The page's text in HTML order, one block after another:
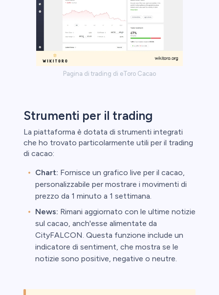
Pagina di trading di eToro Cacao
Strumenti per il trading
La piattaforma è dotata di strumenti integrati
che ho trovato particolarmente utili per il trading
di cacao:
Chart: Fornisce un grafico live per il cacao,
personalizzabile per mostrare i movimenti di
prezzo da 1 minuto a 1 settimana.
News: Rimani aggiornato con le ultime notizie
sul cacao, anch'esse alimentate da
CityFALCON. Questa funzione include un
indicatore di sentiment, che mostra se le
notizie sono positive, negative o neutre.